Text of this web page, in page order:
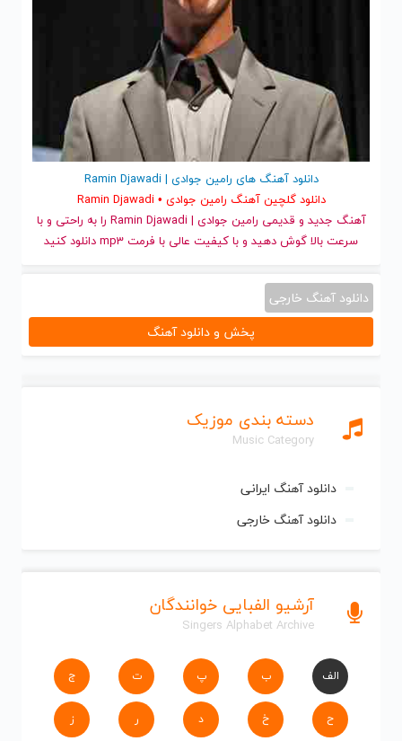
دسته بندی موزیک
Music Category
دانلود آهنگ ایرانی
دانلود آهنگ خارجی
آرشیو الفبایی خوانندگان
Singers Alphabet Archive
الف ب پ ت ج
ح خ د ر ز
دانلود آهنگ های رامین جوادی | Ramin Djawadi
دانلود گلچین آهنگ رامین جوادی • Ramin Djawadi
آهنگ جدید
و قدیمی رامین جوادی | Ramin Djawadi را به راحتی و با
سرعت بالا گوش دهید و با کیفیت عالی با فرمت mp3 دانلود کنید
دانلود آهنگ خارجی
پخش و دانلود آهنگ